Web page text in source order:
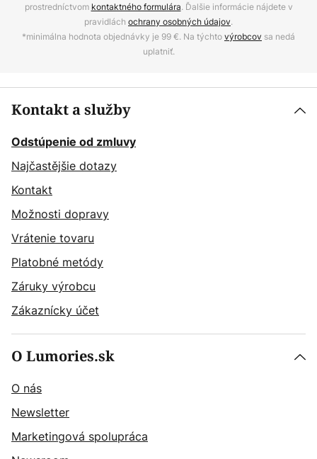
prostredníctvom kontaktného formulára. Ďalšie informácie nájdete v
pravidlách ochrany osobných údajov.
*minimálna hodnota objednávky je 99 €. Na týchtovýrobcov sa nedá
uplatniť.
Kontakt a služby
Odstúpenie od zmluvy
Najčastějšie dotazy
Kontakt
Možnosti dopravy
Vrátenie tovaru
Platobné metódy
Záruky výrobcu
Zákaznícky účet
O Lumories.sk
O nás
Newsletter
Marketingová spolupráca